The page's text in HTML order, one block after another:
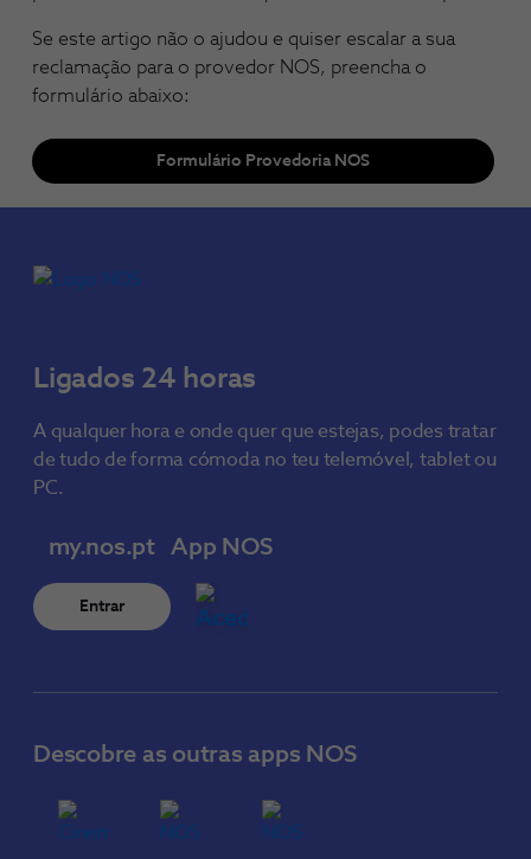
Se este artigo não o ajudou e quiser escalar a sua
reclamação para o provedor NOS, preencha o
formulário abaixo:
Formulário Provedoria NOS
Ligados 24 horas
A qualquer hora e onde quer que estejas, podes tratar
de tudo de forma cómoda no teu telemóvel, tablet ou
PC.
my.nos.pt
Entrar
App NOS
Descobre as outras apps NOS